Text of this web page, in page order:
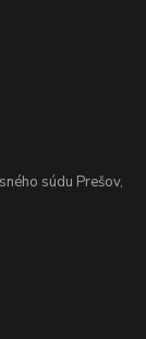
súdu Prešov,